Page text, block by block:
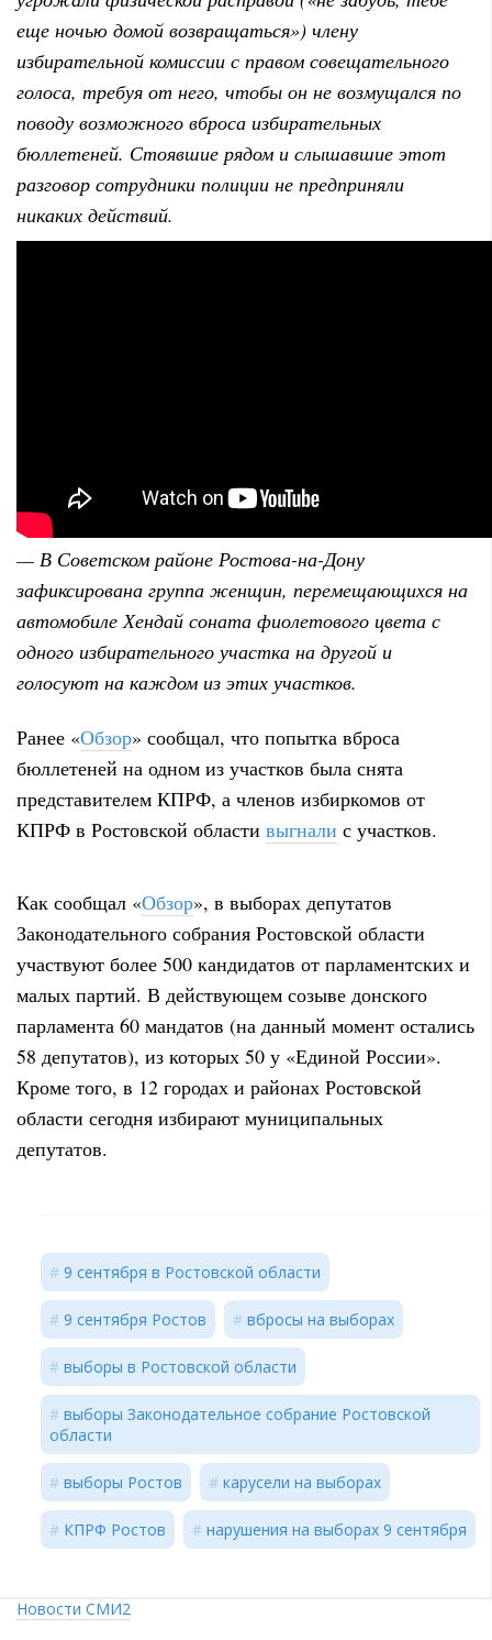
еще ночью домой возвращаться») члену
избирательной комиссии с правом совещательного
голоса, требуя от него, чтобы он не возмущался по
поводу возможного вброса избирательных
бюллетеней. Стоявшие рядом и слышавшие этот
разговор сотрудники полиции не предприняли
никаких действий.
— В Советском районе Ростова-на-Дону
зафиксирована группа женщин, перемещающихся на
автомобиле Хендай соната фиолетового цвета с
одного избирательного участка на другой и
голосуют на каждом из этих участков.
Ранее «Обзор» сообщал, что попытка вброса
бюллетеней на одном из участков была снята
представителем КПРФ, а членов избиркомов от
КПРФ в Ростовской области выгнали с участков.
Как сообщал «Обзор», в выборах депутатов
Законодательного собрания Ростовской области
участвуют более 500 кандидатов от парламентских и
малых партий. В действующем созыве донского
парламента 60 мандатов (на данный момент остались
58 депутатов), из которых 50 у «Единой России».
Кроме того, в 12 городах и районах Ростовской
области сегодня избирают муниципальных
депутатов.
9 сентября в Ростовской области
9 сентября Ростов вбросы на выборах
выборы в Ростовской области
выборы Законодательное собрание Ростовской
области
выборы Ростов карусели на выборах
КПРФ Ростов нарушения на выборах 9 сентября
Новости СМИ2